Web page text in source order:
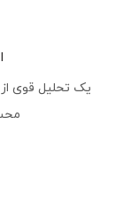
یک تحلیل قوی